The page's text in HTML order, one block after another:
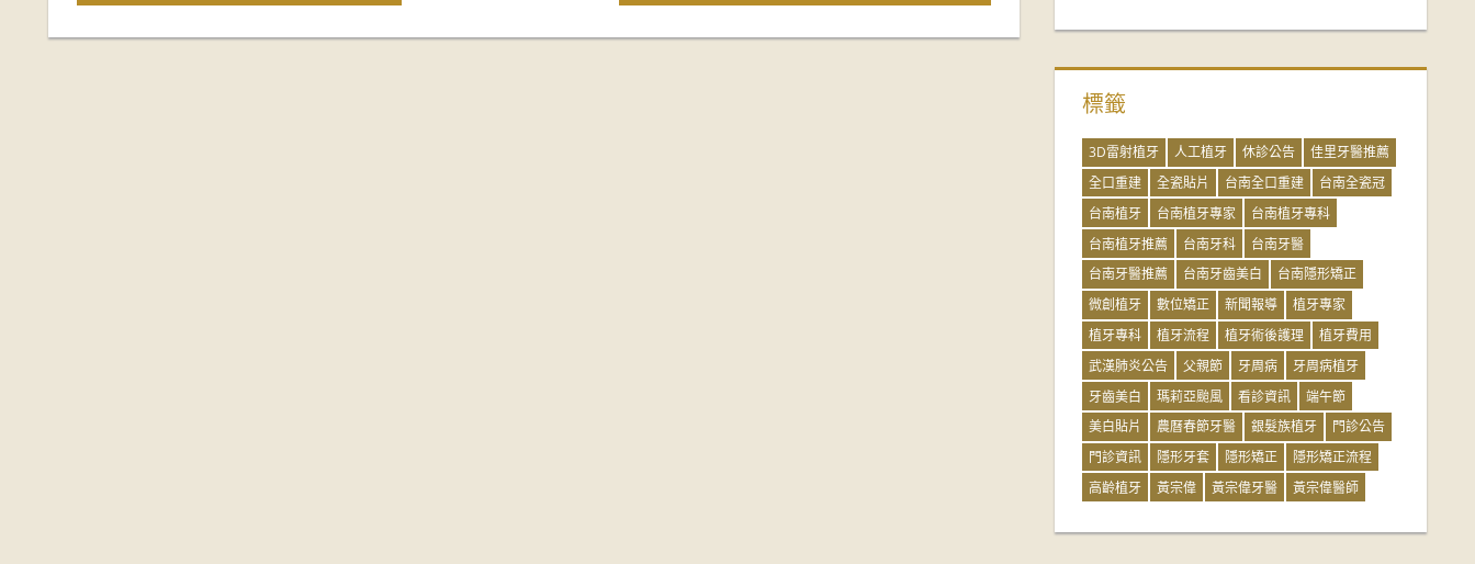
標籤
3D雷射植牙 人工植牙 休診公告
佳里牙醫推薦
全口重建
全瓷貼片 台南全口重建
台南全瓷冠
台南植牙
台南植牙專家
台南植牙專科
台南植牙推薦
台南牙科
台南牙醫
台南牙醫推薦
台南牙齒美白
台南隱形矯正
微創植牙
數位矯正 新聞報導
植牙專家
植牙專科
植牙流程 植牙術後護理
植牙費用
武漢肺炎公告
父親節 牙周病
牙周病植牙
牙齒美白
瑪莉亞颱風 看診資訊
端午節
美白貼片
農曆春節牙醫 銀髮族植牙
門診公告
門診資訊
隱形牙套 隱形矯正
隱形矯正流程
高齡植牙
黃宗偉 黃宗偉牙醫 黃宗偉醫師